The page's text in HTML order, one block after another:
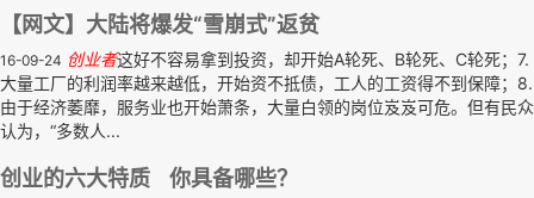
【网文】大陆将爆发“雪崩式”返贫
16-09-24 创业者这好不容易拿到投资，却开始A轮死、B轮死、C轮死；7.
大量工厂的利润率越来越低，开始资不抵债，工人的工资得不到保障；8.
由于经济萎靡，服务业也开始萧条，大量白领的岗位岌岌可危。但有民众
认为，“多数人...
创业的六大特质 你具备哪些？